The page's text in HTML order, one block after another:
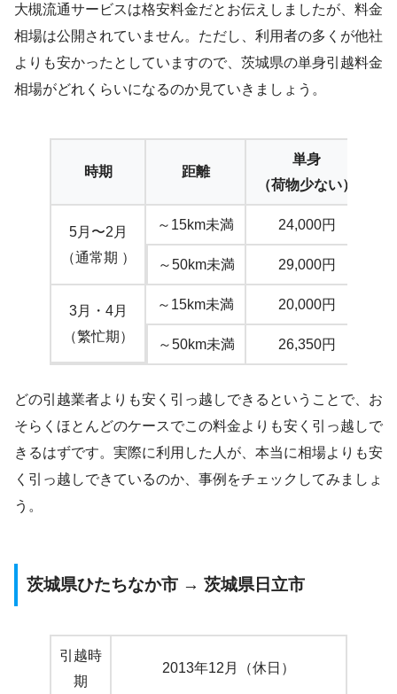
大槻流通サービスは格安料金だとお伝えしましたが、料金
相場は公開されていません。ただし、利用者の多くが他社
よりも安かったとしていますので、茨城県の単身引越料金
相場がどれくらいになるのか見ていきましょう。
時期 距離
単身
（荷物少ない）
5月〜2月
（通常期 ）
～15km未満 24,000円
～50km未満 29,000円
3月・4月
（繁忙期）
～15km未満 20,000円
～50km未満 26,350円
どの引越業者よりも安く引っ越しできるということで、お
そらくほとんどのケースでこの料金よりも安く引っ越しで
きるはずです。実際に利用した人が、本当に相場よりも安
く引っ越しできているのか、事例をチェックしてみましょ
う。
茨城県ひたちなか市 → 茨城県日立市
引越時
期
2013年12月（休日）